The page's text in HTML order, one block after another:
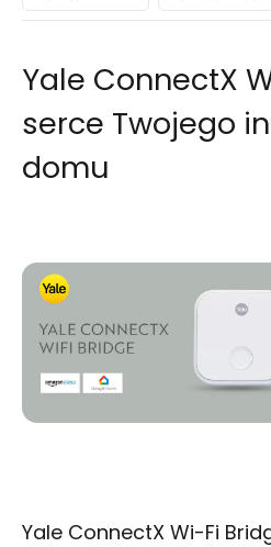
Yale ConnectX
serce Twojego
domu
Yale ConnectX Wi-Fi